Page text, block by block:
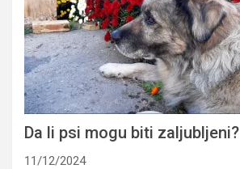
Da li psi mogu biti zaljubljeni?
11/12/2024